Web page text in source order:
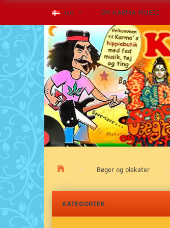
DA OM KARMA MUSIC
Bøger og plakater
KATEGORIER